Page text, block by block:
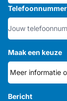
Telefoonnummer
Maak een keuze
Bericht